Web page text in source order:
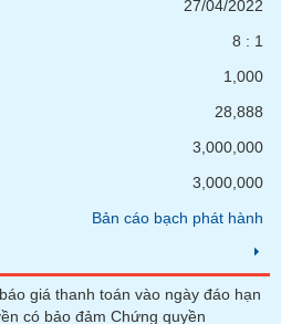
27/04/2022
8 : 1
1,000
28,888
3,000,000
3,000,000
Bản cáo bạch phát hành
giá thanh toán vào ngày đáo hạn
có bảo đảm Chứng quyền